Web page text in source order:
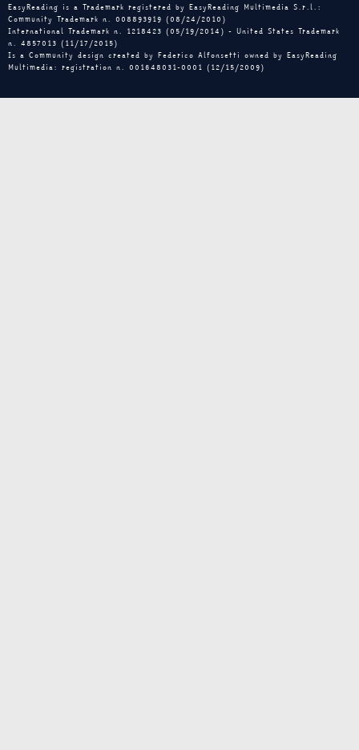
EasyReading is a Trademark registered by EasyReading Multimedia S.r.l.:
Community Trademark n. 008893919 (08/24/2010)
International Trademark n. 1218423 (05/19/2014) - United States Trademark
n. 4857013 (11/17/2015)
Is a Community design created by Federico Alfonsetti owned by EasyReading
Multimedia: registration n. 001648031-0001 (12/15/2009)